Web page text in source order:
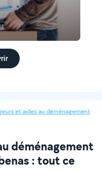
et aides au déménagement
déménagement
: tout ce